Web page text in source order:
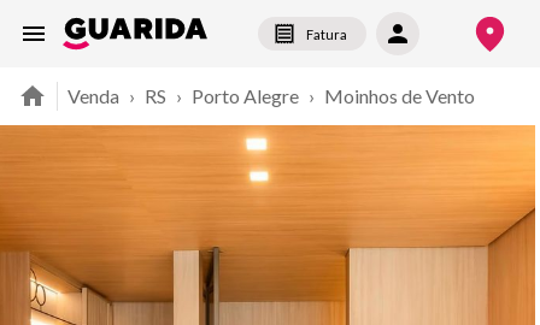
Fatura
Venda › RS › Porto Alegre › Moinhos de Vento